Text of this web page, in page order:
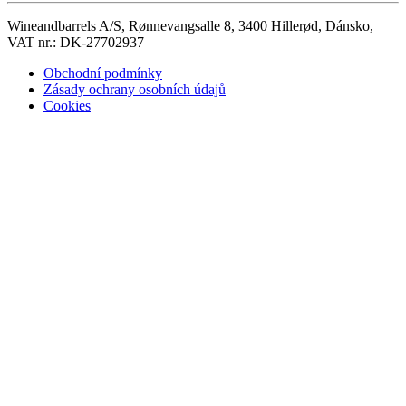
Wineandbarrels A/S, Rønnevangsalle 8, 3400 Hillerød, Dánsko,
VAT nr.: DK-27702937
Obchodní podmínky
Zásady ochrany osobních údajů
Cookies